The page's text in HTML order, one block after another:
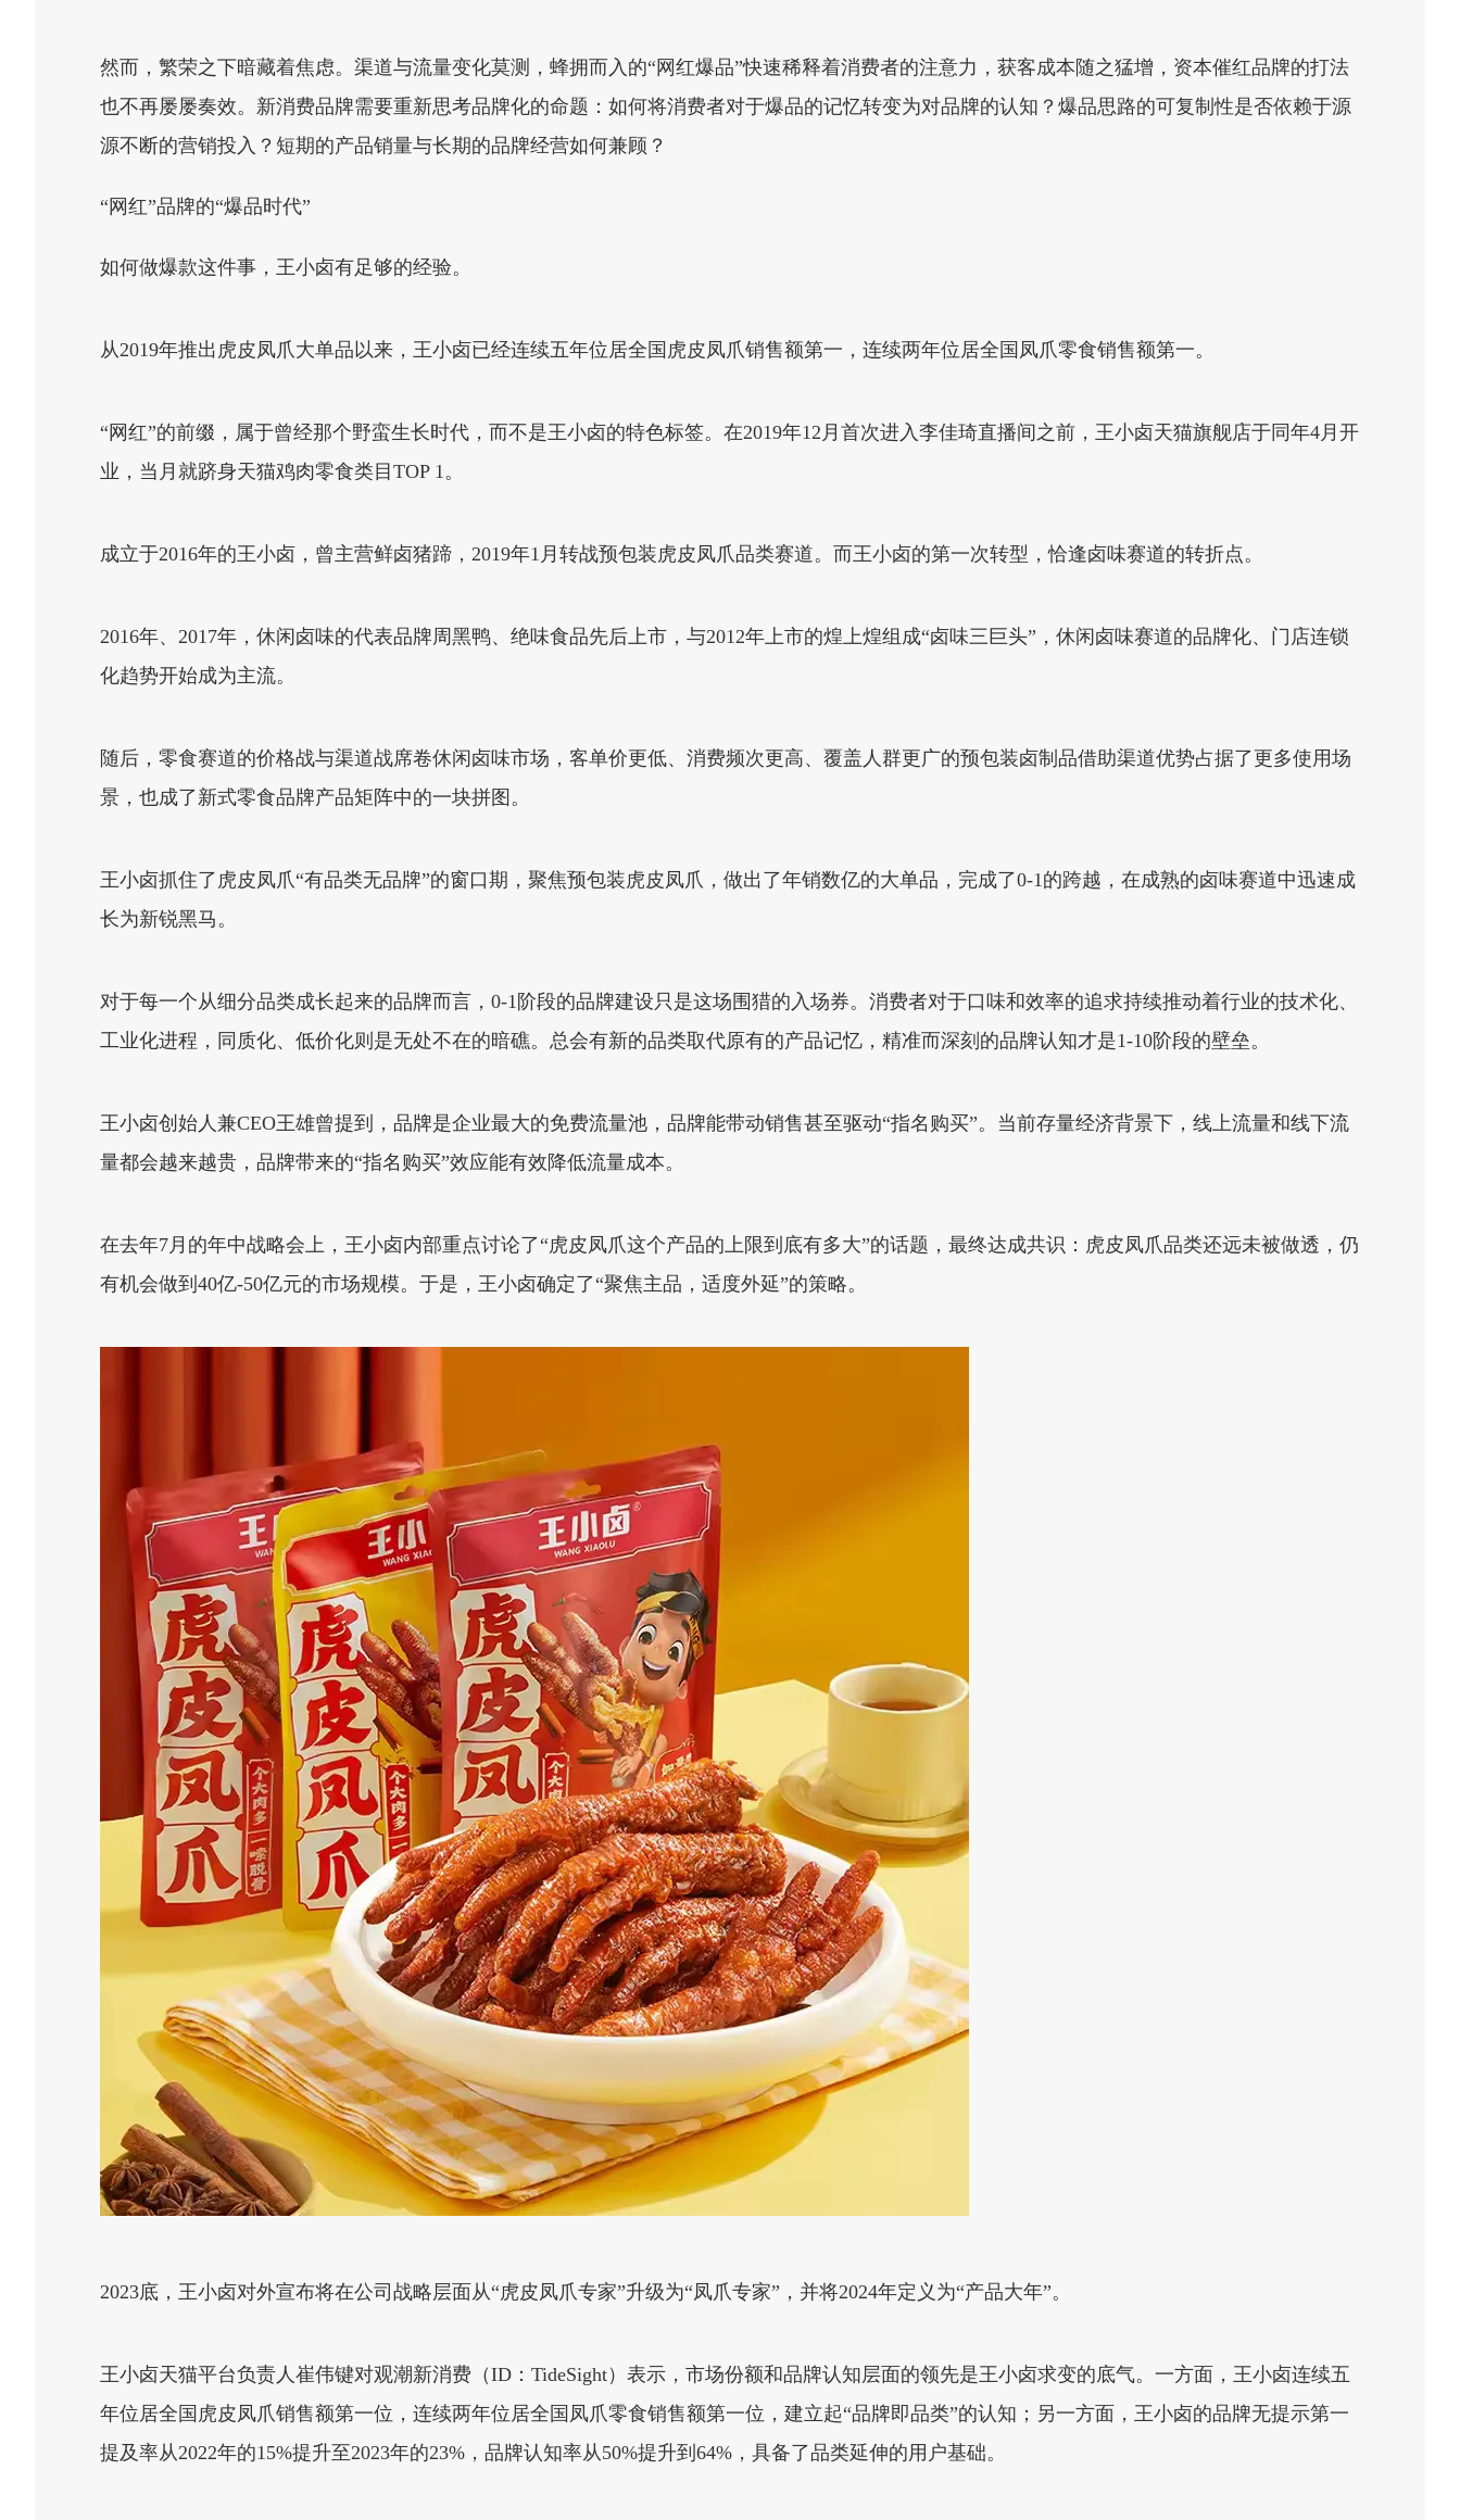
然而，繁荣之下暗藏着焦虑。渠道与流量变化莫测，蜂拥而入的“网红爆品”快速稀释着消费者的注意力，获客成本随之猛增，资本催红品牌的打法
也不再屡屡奏效。新消费品牌需要重新思考品牌化的命题：如何将消费者对于爆品的记忆转变为对品牌的认知？爆品思路的可复制性是否依赖于源
源不断的营销投入？短期的产品销量与长期的品牌经营如何兼顾？
“网红”品牌的“爆品时代”
如何做爆款这件事，王小卤有足够的经验。
从2019年推出虎皮凤爪大单品以来，王小卤已经连续五年位居全国虎皮凤爪销售额第一，连续两年位居全国凤爪零食销售额第一。
“网红”的前缀，属于曾经那个野蛮生长时代，而不是王小卤的特色标签。在2019年12月首次进入李佳琦直播间之前，王小卤天猫旗舰店于同年4月开
业，当月就跻身天猫鸡肉零食类目TOP 1。
成立于2016年的王小卤，曾主营鲜卤猪蹄，2019年1月转战预包装虎皮凤爪品类赛道。而王小卤的第一次转型，恰逢卤味赛道的转折点。
2016年、2017年，休闲卤味的代表品牌周黑鸭、绝味食品先后上市，与2012年上市的煌上煌组成“卤味三巨头”，休闲卤味赛道的品牌化、门店连锁
化趋势开始成为主流。
随后，零食赛道的价格战与渠道战席卷休闲卤味市场，客单价更低、消费频次更高、覆盖人群更广的预包装卤制品借助渠道优势占据了更多使用场
景，也成了新式零食品牌产品矩阵中的一块拼图。
王小卤抓住了虎皮凤爪“有品类无品牌”的窗口期，聚焦预包装虎皮凤爪，做出了年销数亿的大单品，完成了0-1的跨越，在成熟的卤味赛道中迅速成
长为新锐黑马。
对于每一个从细分品类成长起来的品牌而言，0-1阶段的品牌建设只是这场围猎的入场券。消费者对于口味和效率的追求持续推动着行业的技术化、
工业化进程，同质化、低价化则是无处不在的暗礁。总会有新的品类取代原有的产品记忆，精准而深刻的品牌认知才是1-10阶段的壁垒。
王小卤创始人兼CEO王雄曾提到，品牌是企业最大的免费流量池，品牌能带动销售甚至驱动“指名购买”。当前存量经济背景下，线上流量和线下流
量都会越来越贵，品牌带来的“指名购买”效应能有效降低流量成本。
在去年7月的年中战略会上，王小卤内部重点讨论了“虎皮凤爪这个产品的上限到底有多大”的话题，最终达成共识：虎皮凤爪品类还远未被做透，仍
有机会做到40亿-50亿元的市场规模。于是，王小卤确定了“聚焦主品，适度外延”的策略。
2023底，王小卤对外宣布将在公司战略层面从“虎皮凤爪专家”升级为“凤爪专家”，并将2024年定义为“产品大年”。
王小卤天猫平台负责人崔伟键对观潮新消费（ID：TideSight）表示，市场份额和品牌认知层面的领先是王小卤求变的底气。一方面，王小卤连续五
年位居全国虎皮凤爪销售额第一位，连续两年位居全国凤爪零食销售额第一位，建立起“品牌即品类”的认知；另一方面，王小卤的品牌无提示第一
提及率从2022年的15%提升至2023年的23%，品牌认知率从50%提升到64%，具备了品类延伸的用户基础。